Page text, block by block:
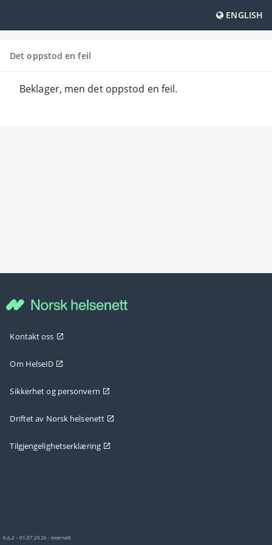
ENGLISH
Det oppstod en feil
Beklager, men det oppstod en feil.
Kontakt oss
Om HelseID
Sikkerhet og personvern
Driftet av Norsk helsenett
Tilgjengelighetserklæring
6.6.2 - 01.07.2026 - internett